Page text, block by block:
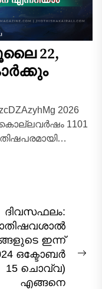
22,
2026
1101
ചന്ദ്രന്റെ
ദിവസഫലം:
ഇന്ന്‌
ഒക്ടോബർ
15 ചൊവ്വ)
എങ്ങനെ